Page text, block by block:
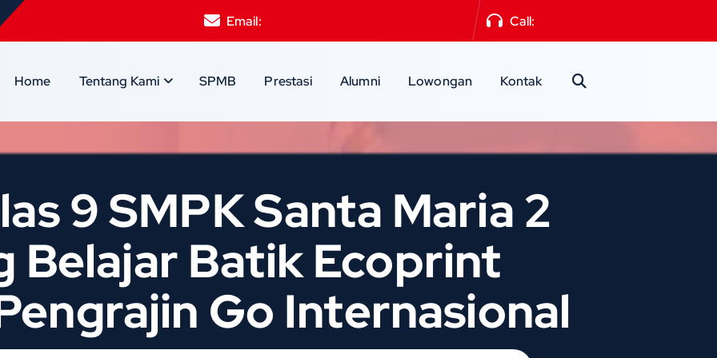
Email: Call:
Home Tentang Kami SPMB Prestasi Alumni Lowongan Kontak
9 SMPK Santa Maria 2
Belajar Batik Ecoprint
Go Internasional